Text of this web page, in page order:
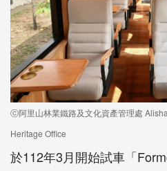
ⓒ阿里山林業鐵路及文化資產管理處
Heritage Office
於112年3月開始試車「